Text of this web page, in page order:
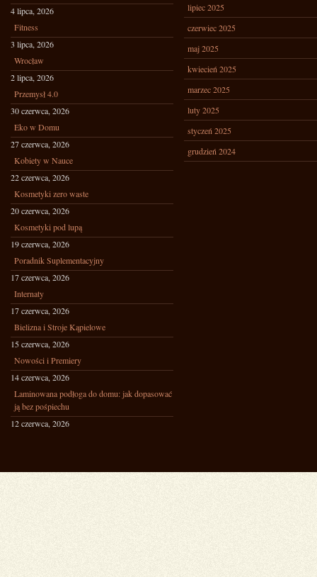
4 lipca, 2026
Fitness
3 lipca, 2026
Wrocław
2 lipca, 2026
Przemysł 4.0
30 czerwca, 2026
Eko w Domu
27 czerwca, 2026
Kobiety w Nauce
22 czerwca, 2026
Kosmetyki zero waste
20 czerwca, 2026
Kosmetyki pod lupą
19 czerwca, 2026
Poradnik Suplementacyjny
17 czerwca, 2026
Internaty
17 czerwca, 2026
Bielizna i Stroje Kąpielowe
15 czerwca, 2026
Nowości i Premiery
14 czerwca, 2026
Laminowana podłoga do domu: jak dopasować
ją bez pośpiechu
12 czerwca, 2026
lipiec 2025
czerwiec 2025
maj 2025
kwiecień 2025
marzec 2025
luty 2025
styczeń 2025
grudzień 2024